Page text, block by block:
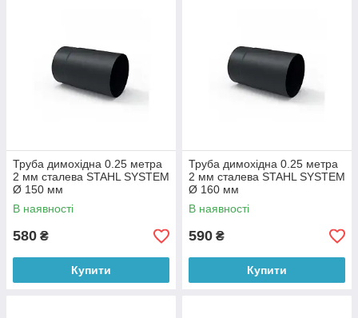
Труба димохідна 0.25 метра
2 мм сталева STAHL SYSTEM
Ø 150 мм
В наявності
580 ₴
Купити
Труба димохідна 0.25 метра
2 мм сталева STAHL SYSTEM
Ø 160 мм
В наявності
590 ₴
Купити